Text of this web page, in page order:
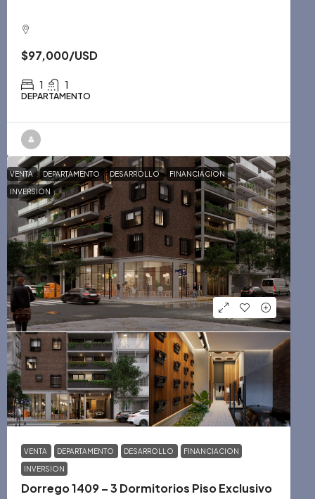
$97,000/USD
1 1
DEPARTAMENTO
VENTA DEPARTAMENTO DESARROLLO FINANCIACION
INVERSION
VENTA DEPARTAMENTO DESARROLLO FINANCIACION
INVERSION
Dorrego 1409 – 3 Dormitorios Piso Exclusivo